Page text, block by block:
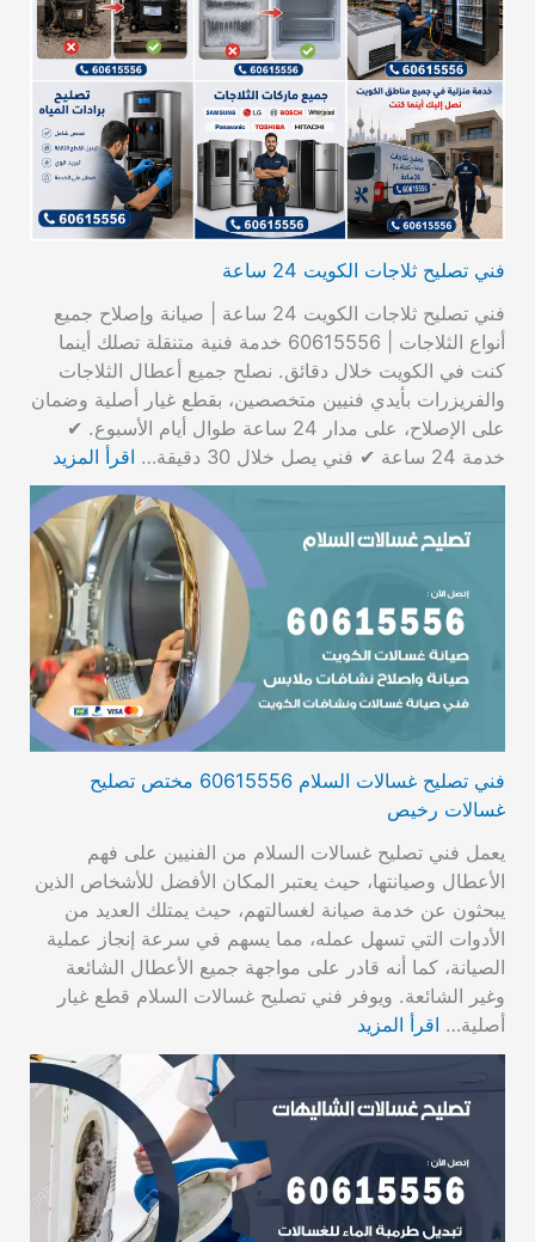
فني تصليح ثلاجات الكويت 24 ساعة
فني تصليح ثلاجات الكويت 24 ساعة | صيانة وإصلاح جميع
أنواع الثلاجات | 60615556 خدمة فنية متنقلة تصلك أينما
كنت في الكويت خلال دقائق. نصلح جميع أعطال الثلاجات
والفريزرات بأيدي فنيين متخصصين، بقطع غيار أصلية وضمان
على الإصلاح، على مدار 24 ساعة طوال أيام الأسبوع. ✔
خدمة 24 ساعة ✔ فني يصل خلال 30 دقيقة…
اقرأ المزيد
فني تصليح غسالات السلام 60615556 مختص تصليح
غسالات رخيص
يعمل فني تصليح غسالات السلام من الفنيين على فهم
الأعطال وصيانتها، حيث يعتبر المكان الأفضل للأشخاص الذين
يبحثون عن خدمة صيانة لغسالتهم، حيث يمتلك العديد من
الأدوات التي تسهل عمله، مما يسهم في سرعة إنجاز عملية
الصيانة، كما أنه قادر على مواجهة جميع الأعطال الشائعة
وغير الشائعة. ويوفر فني تصليح غسالات السلام قطع غيار
أصلية… اقرأ المزيد